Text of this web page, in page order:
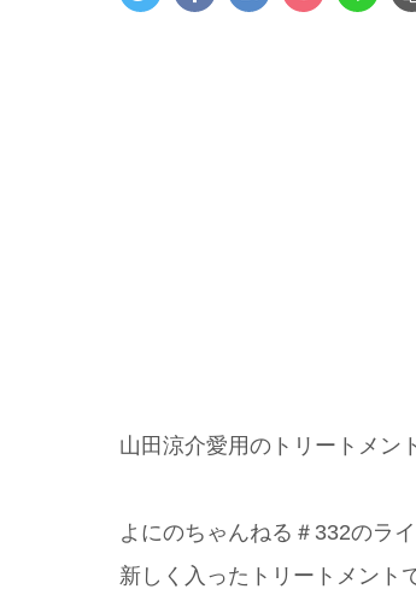
山田涼介愛用のトリートメン
よにのちゃんねる＃332のラ
新しく入ったトリートメント